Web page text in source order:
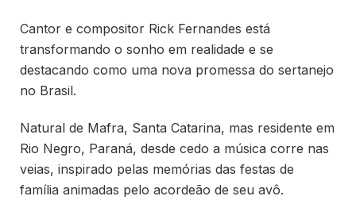
Cantor e compositor Rick Fernandes está
transformando o sonho em realidade e se
destacando como uma nova promessa do sertanejo
no Brasil.
Natural de Mafra, Santa Catarina, mas residente em
Rio Negro, Paraná, desde cedo a música corre nas
veias, inspirado pelas memórias das festas de
família animadas pelo acordeão de seu avô.